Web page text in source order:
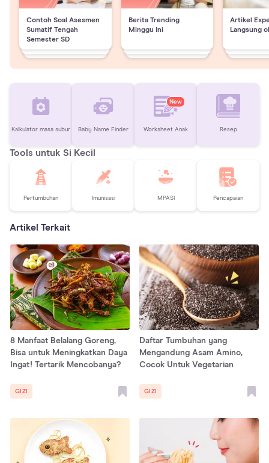
Contoh Soal Asesmen
Sumatif Tengah
Semester SD
Berita Trending
Minggu Ini
Artikel
Langsung
Kalkulator masa subur Baby Name Finder
New
Worksheet Anak Resep
Tools untuk Si Kecil
Pertumbuhan Imunisasi MPASI Pencapaian
Artikel Terkait
8 Manfaat Belalang Goreng,
Bisa untuk Meningkatkan Daya
Ingat! Tertarik Mencobanya?
GIZI
Daftar Tumbuhan yang
Mengandung Asam Amino,
Cocok Untuk Vegetarian
GIZI